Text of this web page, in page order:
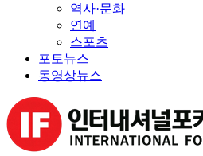
역사·문화
연예
스포츠
포토뉴스
동영상뉴스